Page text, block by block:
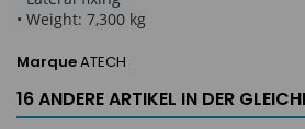
• Weight: 7,300 kg
MarqueATECH
16 ANDERE ARTIKEL IN DER